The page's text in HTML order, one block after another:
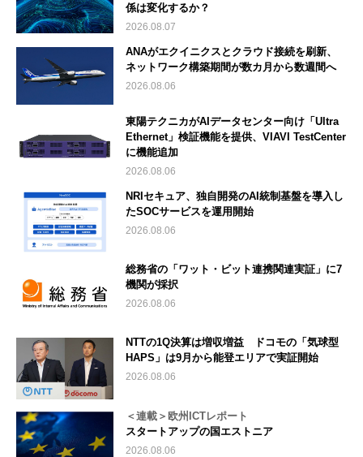
係は変化するか？
2026.08.07
ANAがエクイニクスとクラウド接続を刷新、
ネットワーク構築期間が数カ月から数週間へ
2026.08.06
東陽テクニカがAIデータセンター向け「Ultra
Ethernet」検証機能を提供、VIAVI TestCenter
に機能追加
2026.08.06
NRIセキュア、独自開発のAI統制基盤を導入し
たSOCサービスを運用開始
2026.08.06
総務省の「ワット・ビット連携関連実証」に7
機関が採択
2026.08.06
NTTの1Q決算は増収増益 ドコモの「気球型
HAPS」は9月から能登エリアで実証開始
2026.08.06
＜連載＞欧州ICTレポート
スタートアップの国エストニア
2026.08.06